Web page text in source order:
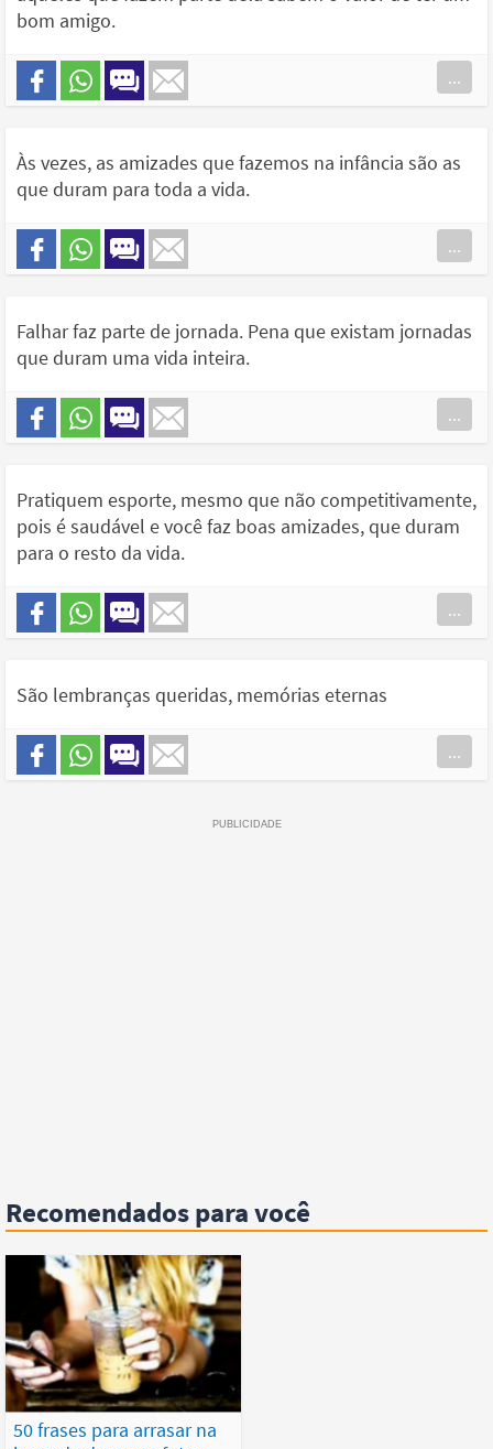
bom amigo.
...
Às vezes, as amizades que fazemos na infância são as
que duram para toda a vida.
...
Falhar faz parte de jornada. Pena que existam jornadas
que duram uma vida inteira.
...
Pratiquem esporte, mesmo que não competitivamente,
pois é saudável e você faz boas amizades, que duram
para o resto da vida.
...
São lembranças queridas, memórias eternas
...
Recomendados para você
50 frases para arrasar na